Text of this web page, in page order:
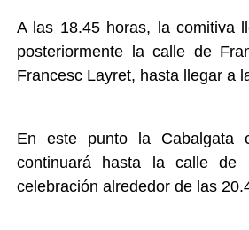
A las 18.45 horas, la comitiva
posteriormente la calle de
Francesc Layret, hasta llegar a
En este punto la Cabalgata
continuará hasta la calle
celebración alrededor de las